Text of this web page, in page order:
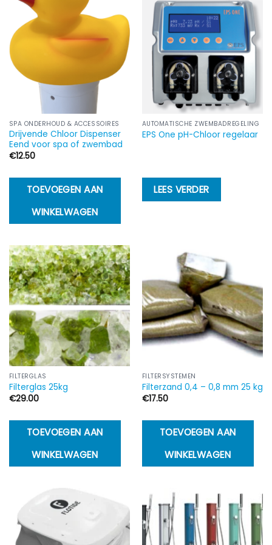
SPA ONDERHOUD & ACCESSOIRES
Drijvende Chloor Dispenser
Eend voor spa of zwembad
€12.50
TOEVOEGEN AAN
WINKELWAGEN
AUTOMATISCHE ZWEMBADREGELING
EPS One pH-Chloor regelaar
LEES VERDER
FILTERGLAS
Filterglas 25kg
€29.00
TOEVOEGEN AAN
WINKELWAGEN
FILTERSYSTEMEN
Filterzand 0,4 – 0,8 mm 25 kg
€17.50
TOEVOEGEN AAN
WINKELWAGEN